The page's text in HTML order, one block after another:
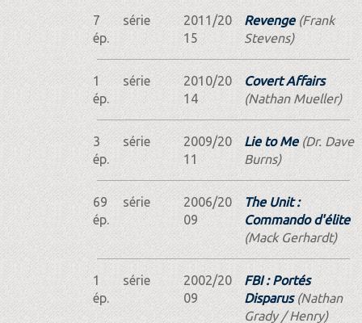
7
ép.
série
2011/20
15
Revenge(Frank
Stevens)
1
ép.
série
2010/20
14
Covert Affairs
(Nathan Mueller)
3
ép.
série
2009/20
11
Lie to Me(Dr. Dave
Burns)
69
ép.
série
2006/20
09
The Unit :
Commando d'élite
(Mack Gerhardt)
1
ép.
série
2002/20
09
FBI : Portés
Disparus(Nathan
Grady / Henry)